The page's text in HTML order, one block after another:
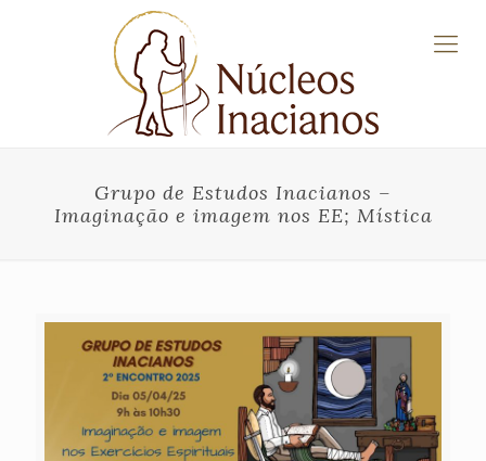
Grupo de Estudos Inacianos –
Imaginação e imagem nos EE; Mística